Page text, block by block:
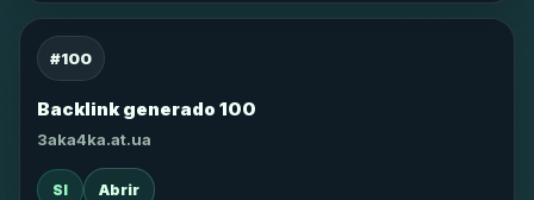
#100
Backlink generado 100
3aka4ka.at.ua
SI Abrir